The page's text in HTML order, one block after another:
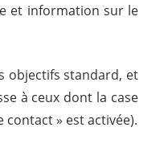
et information sur le
objectifs standard, et
à ceux dont la case
» est activée).